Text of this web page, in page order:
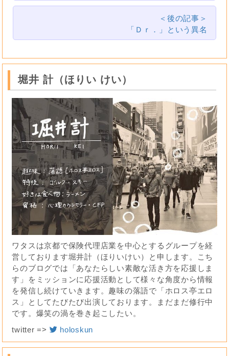
＜後の記事＞
「Ｄｒ．」という異名
堀井 計（ほりい けい）
ワタスは京都で保険代理店業を中心とするグループを経
営しております堀井計（ほりいけい）と申します。こち
らのブログでは「あなたらしい素敵な活き方を応援しま
す」をミッションに応援活動として様々な角度から情報
を発信し続けていきます。趣味の落語で「ホロス亭エロ
ス」としてたびたび出演しております。まだまだ修行中
です。爆笑の渦を巻き起こしたい。
twitter =>
holoskun